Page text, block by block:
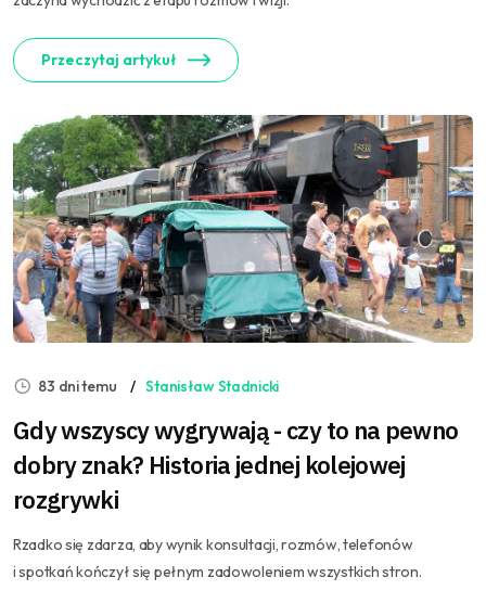
Przeczytaj artykuł
83 dni temu Stanisław Stadnicki
Gdy wszyscy wygrywają - czy to na pewno
dobry znak? Historia jednej kolejowej
rozgrywki
Rzadko się zdarza, aby wynik konsultacji, rozmów, telefonów
i spotkań kończył się pełnym zadowoleniem wszystkich stron.